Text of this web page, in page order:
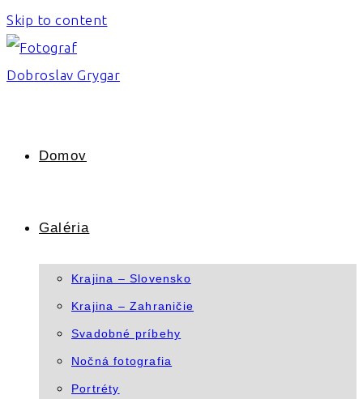
Skip to content
Domov
Galéria
Krajina – Slovensko
Krajina – Zahraničie
Svadobné príbehy
Nočná fotografia
Portréty